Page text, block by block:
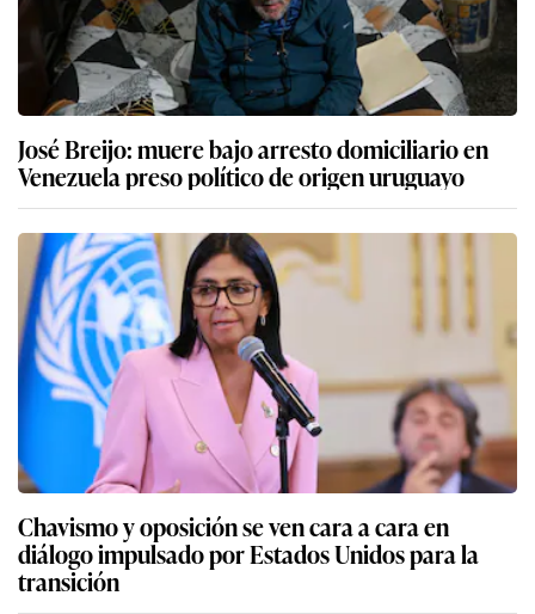
José Breijo: muere bajo arresto domiciliario en
Venezuela preso político de origen uruguayo
Chavismo y oposición se ven cara a cara en
diálogo impulsado por Estados Unidos para la
transición